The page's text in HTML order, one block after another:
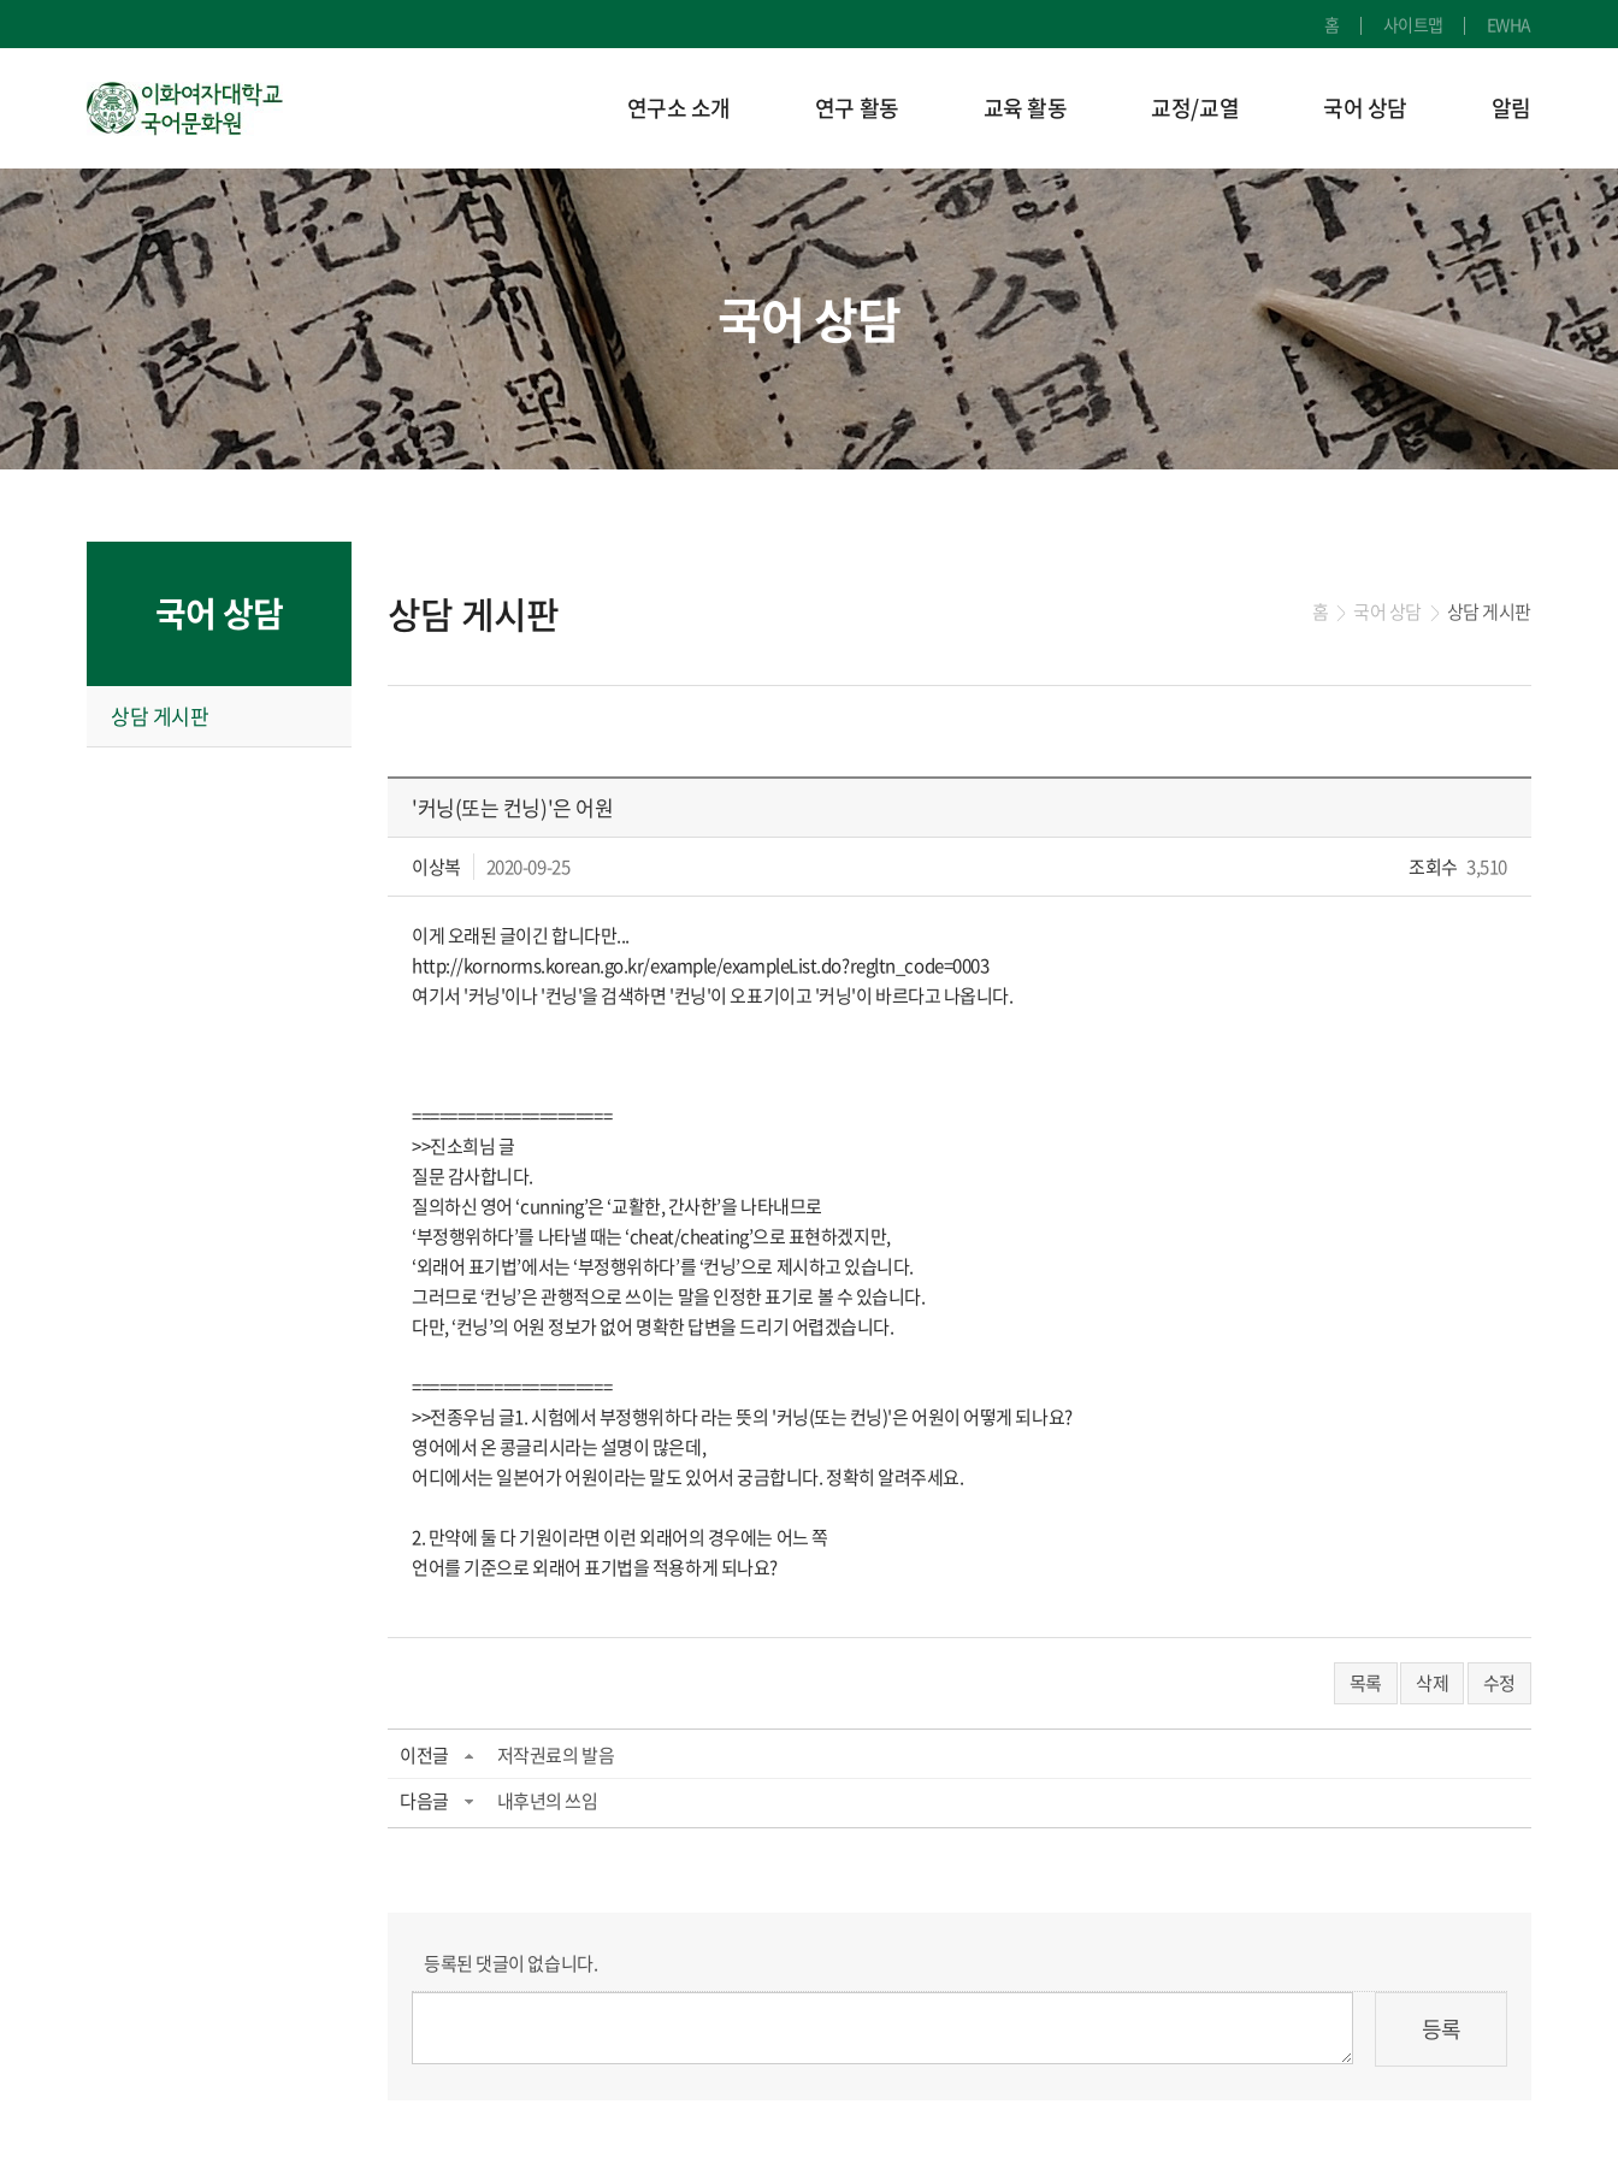
홈 사이트맵 EWHA
연구소 소개 연구 활동 교육 활동 교정/교열 국어 상담 알림
국어 상담
국어 상담
상담 게시판
상담 게시판 홈 > 국어 상담 > 상담 게시판
'커닝(또는 컨닝)'은 어원
이상복 2020-09-25 조회수 3,510
이게 오래된 글이긴 합니다만...
http://kornorms.korean.go.kr/example/exampleList.do?regltn_code=0003
여기서 '커닝'이나 '컨닝'을 검색하면 '컨닝'이 오표기이고 '커닝'이 바르다고 나옵니다.
======================
>>진소희님 글
질문 감사합니다.
질의하신 영어 ‘cunning’은 ‘교활한, 간사한’을 나타내므로
‘부정행위하다’를 나타낼 때는 ‘cheat/cheating’으로 표현하겠지만,
‘외래어 표기법’에서는 ‘부정행위하다’를 ‘컨닝’으로 제시하고 있습니다.
그러므로 ‘컨닝’은 관행적으로 쓰이는 말을 인정한 표기로 볼 수 있습니다.
다만, ‘컨닝’의 어원 정보가 없어 명확한 답변을 드리기 어렵겠습니다.
======================
>>전종우님 글1. 시험에서 부정행위하다 라는 뜻의 '커닝(또는 컨닝)'은 어원이 어떻게 되나요?
영어에서 온 콩글리시라는 설명이 많은데,
어디에서는 일본어가 어원이라는 말도 있어서 궁금합니다. 정확히 알려주세요.
2. 만약에 둘 다 기원이라면 이런 외래어의 경우에는 어느 쪽
언어를 기준으로 외래어 표기법을 적용하게 되나요?
목록 삭제 수정
이전글
저작권료의 발음
다음글
내후년의 쓰임
등록된 댓글이 없습니다.